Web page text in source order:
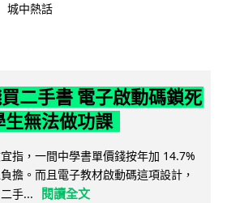
城中熱話
二手書 電子啟動碼鎖死
生無法做功課
指，一間中學書單價錢按年加 14.7%
擔。而且電子教材啟動碼這項設計，
手...
閱讀全文